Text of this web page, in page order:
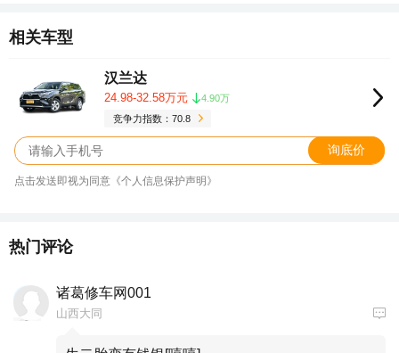
相关车型
汉兰达
24.98-32.58万元
4.90万
竞争力指数：70.8
询底价
点击发送即视为同意《个人信息保护声明》
热门评论
诸葛修车网001
山西大同